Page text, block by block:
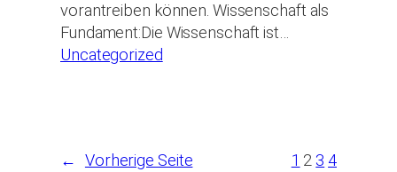
vorantreiben können. Wissenschaft als
Fundament:Die Wissenschaft ist…
Uncategorized
← Vorherige Seite 1 2 3 4